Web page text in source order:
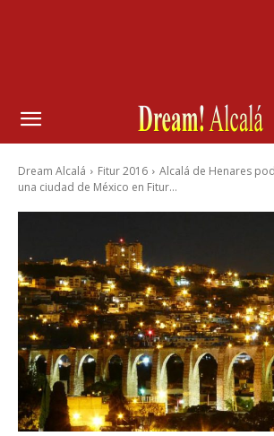
Dream Alcalá Fitur 2016
Alcalá de Henares
una ciudad de México en Fitur...